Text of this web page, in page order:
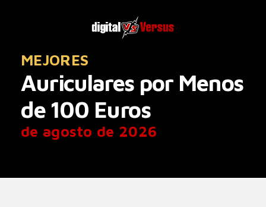
MEJORES
Auriculares por Menos
de 100 Euros
de agosto de 2026